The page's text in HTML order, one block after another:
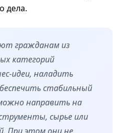
дела.
гражданам из
категорий
идеи, наладить
стабильный
направить на
сырье или